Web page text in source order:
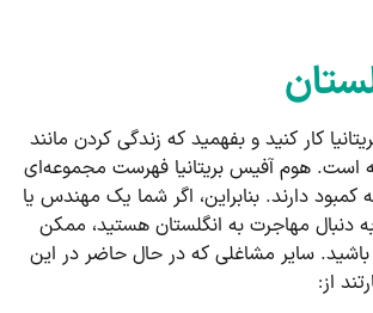
کار کنید و بفهمید که زندگی کردن مانند
است. هوم آفیس بریتانیا فهرست مجموعه‌ای
کمبود دارند. بنابراین، اگر شما یک مهندس یا
دنبال مهاجرت به انگلستان هستید، ممکن
سایر مشاغلی که در حال حاضر در این
از: